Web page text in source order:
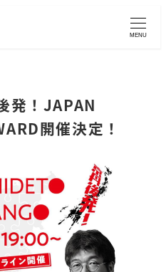
MENU
発！JAPAN
開催決定！